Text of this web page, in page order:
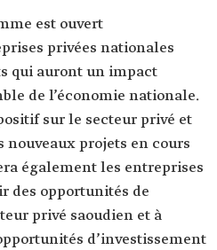
est ouvert
privées nationales
qui auront un impact
de l’économie nationale.
sur le secteur privé et
nouveaux projets en cours
également les entreprises
des opportunités de
privé saoudien et à
d’investissement